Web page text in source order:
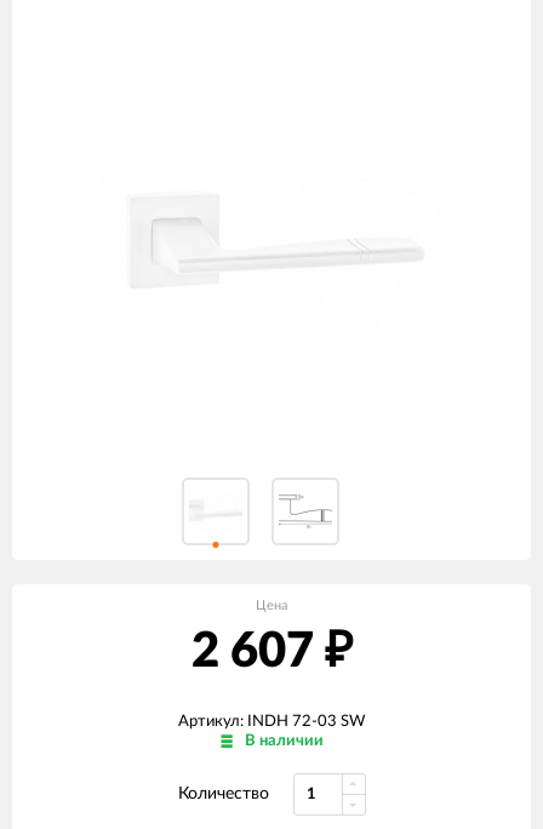
Цена
2 607 ₽
Артикул: INDH 72-03 SW
В наличии
Количество